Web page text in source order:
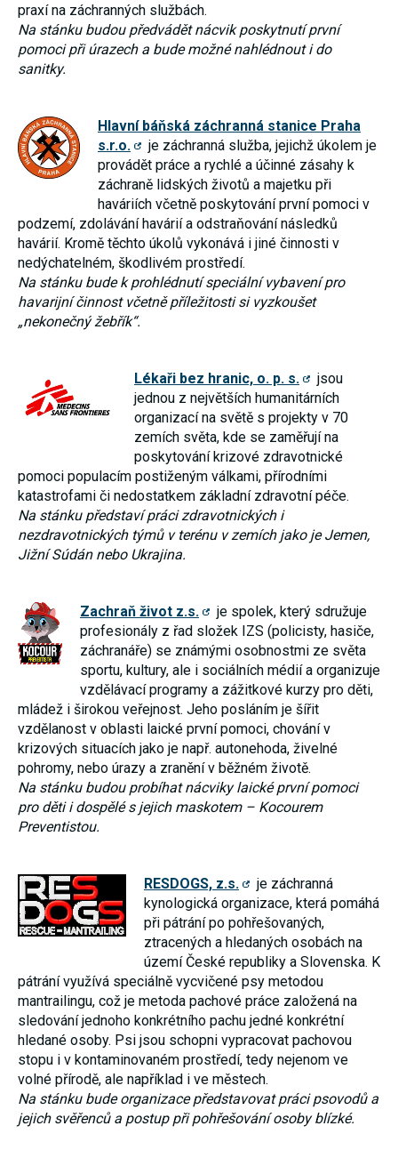
praxí na záchranných službách.
Na stánku budou předvádět nácvik poskytnutí první
pomoci při úrazech a bude možné nahlédnout i do
sanitky.
Hlavní báňská záchranná stanice Praha
s.r.o.
je záchranná služba, jejichž úkolem je
provádět práce a rychlé a účinné zásahy k
záchraně lidských životů a majetku při
haváriích včetně poskytování první pomoci v
podzemí, zdolávání havárií a odstraňování následků
havárií. Kromě těchto úkolů vykonává i jiné činnosti v
nedýchatelném, škodlivém prostředí.
Na stánku bude k prohlédnutí speciální vybavení pro
havarijní činnost včetně příležitosti si vyzkoušet
„nekonečný žebřík“.
Lékaři bez hranic, o. p. s.
jsou
jednou z největších humanitárních
organizací na světě s projekty v 70
zemích světa, kde se zaměřují na
poskytování krizové zdravotnické
pomoci populacím postiženým válkami, přírodními
katastrofami či nedostatkem základní zdravotní péče.
Na stánku představí práci zdravotnických i
nezdravotnických týmů v terénu v zemích jako je Jemen,
Jižní Súdán nebo Ukrajina.
Zachraň život z.s.
je spolek, který sdružuje
profesionály z řad složek IZS (policisty, hasiče,
záchranáře) se známými osobnostmi ze světa
sportu, kultury, ale i sociálních médií a organizuje
vzdělávací programy a zážitkové kurzy pro děti,
mládež i širokou veřejnost. Jeho posláním je šířit
vzdělanost v oblasti laické první pomoci, chování v
krizových situacích jako je např. autonehoda, živelné
pohromy, nebo úrazy a zranění v běžném životě.
Na stánku budou probíhat nácviky laické první pomoci
pro děti i dospělé s jejich maskotem – Kocourem
Preventistou.
RESDOGS, z.s.
je záchranná
kynologická organizace, která pomáhá
při pátrání po pohřešovaných,
ztracených a hledaných osobách na
území České republiky a Slovenska. K
pátrání využívá speciálně vycvičené psy metodou
mantrailingu, což je metoda pachové práce založená na
sledování jednoho konkrétního pachu jedné konkrétní
hledané osoby. Psi jsou schopni vypracovat pachovou
stopu i v kontaminovaném prostředí, tedy nejenom ve
volné přírodě, ale například i ve městech.
Na stánku bude organizace představovat práci psovodů a
jejich svěřenců a postup při pohřešování osoby blízké.